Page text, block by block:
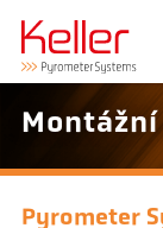
Pyrometer